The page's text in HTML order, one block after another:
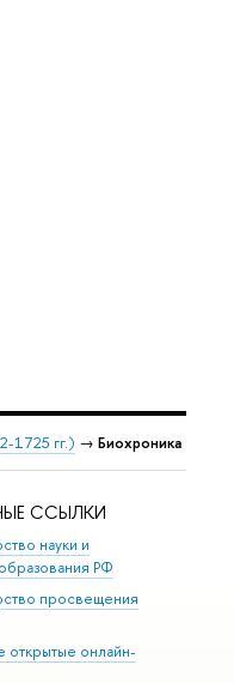
1725 гг.) → Биохроника
ССЫЛКИ
науки и
РФ
просвещения
открытые онлайн-